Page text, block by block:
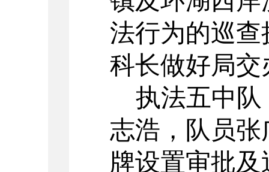
法行为的巡
科长做好局交
执法五中队
志浩，队员张
牌设置审批